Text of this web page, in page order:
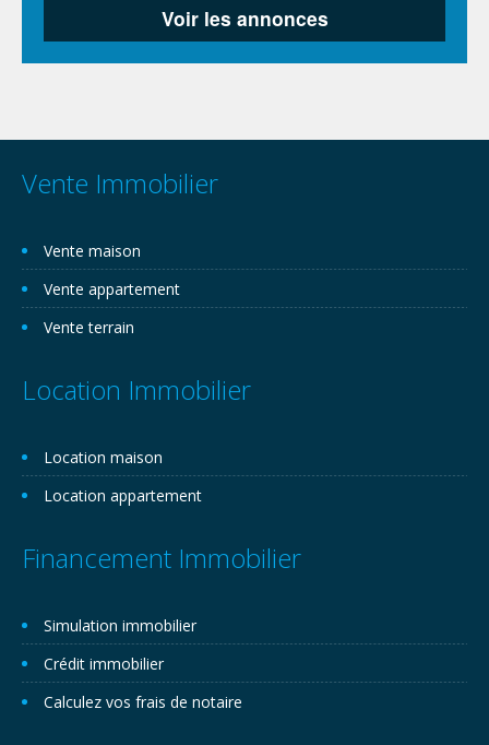
Vente Immobilier
Vente maison
Vente appartement
Vente terrain
Location Immobilier
Location maison
Location appartement
Financement Immobilier
Simulation immobilier
Crédit immobilier
Calculez vos frais de notaire